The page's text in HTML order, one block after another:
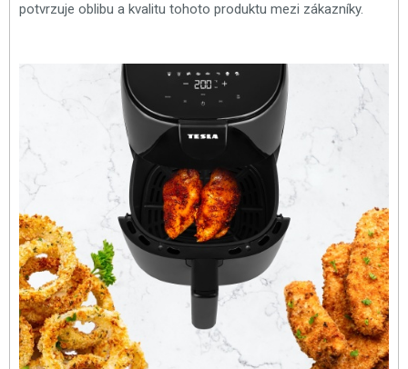
potvrzuje oblibu a kvalitu tohoto produktu mezi zákazníky.